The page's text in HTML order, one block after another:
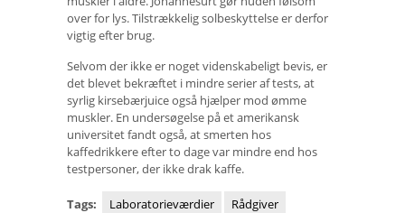
over for lys. Tilstrækkelig solbeskyttelse er derfor
vigtig efter brug.
Selvom der ikke er noget videnskabeligt bevis, er
det blevet bekræftet i mindre serier af tests, at
syrlig kirsebærjuice også hjælper mod ømme
muskler. En undersøgelse på et amerikansk
universitet fandt også, at smerten hos
kaffedrikkere efter to dage var mindre end hos
testpersoner, der ikke drak kaffe.
Tags: Laboratorieværdier
Rådgiver